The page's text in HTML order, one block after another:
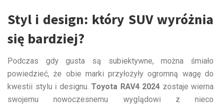
Styl i design: który SUV wyróżnia
się bardziej?
Podczas gdy gusta są subiektywne, można śmiało
powiedzieć, że obie marki przyłożyły ogromną wagę do
kwestii stylu i designu. Toyota RAV4 2024 zostaje wierna
swojemu nowoczesnemu wyglądowi z nieco